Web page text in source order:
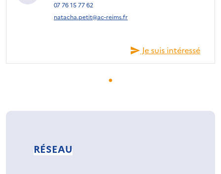
07 76 15 77 62
natacha.petit@ac-reims.fr
Je suis intéressé
RÉSEAU